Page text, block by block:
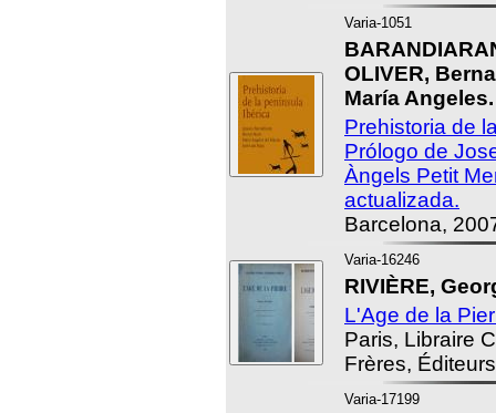
Varia-1051
OLIVER,
María Angeles.
Prehistoria de
Prólogo de
Àngels Petit
actualizada.
Barcelona,
Varia-16246
RIVIÈRE,
L'Age de la
Paris, Libraire
Frères,
Varia-17199